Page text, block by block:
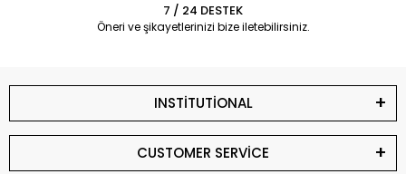
7 / 24 DESTEK
Öneri ve şikayetlerinizi bize iletebilirsiniz.
INSTİTUTİONAL
CUSTOMER SERVİCE